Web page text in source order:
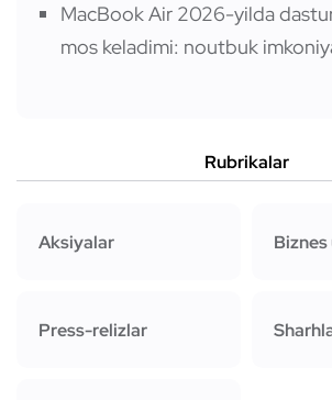
MacBook Air 2026-yilda
mos keladimi: noutbuk
Rubrikalar
Aksiyalar Biznes
Press-relizlar